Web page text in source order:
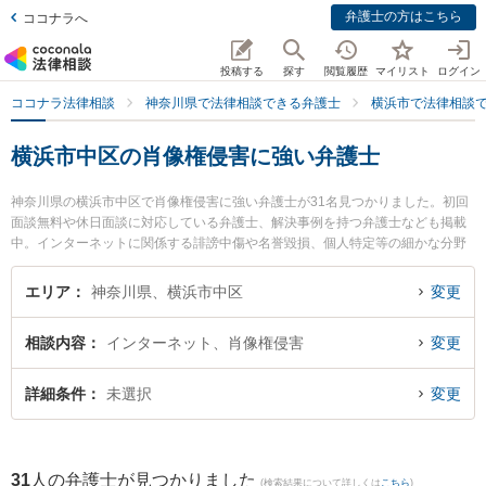
ココナラへ 弁護士の方はこちら
投稿する 探す 閲覧履歴 マイリスト ログイン
ココナラ法律相談 神奈川県で法律相談できる弁護士 横浜市で法律相談
横浜市中区の肖像権侵害に強い弁護士
神奈川県の横浜市中区で肖像権侵害に強い弁護士が31名見つかりました。初回
面談無料や休日面談に対応している弁護士、解決事例を持つ弁護士なども掲載
中。インターネットに関係する誹謗中傷や名誉毀損、個人特定等の細かな分野
での絞り込み検索もでき便利です。特に手塚・伊藤・平井法律事務所の伊藤 真
哉弁護士や安永法律事務所の安永 一平弁護士、延命法律事務所の山川 英夫弁護
たい』『肖像権侵害のトラブル解決の実績豊富な近くの弁護士を検索したい』
『初回相談無料で肖像権侵害を法律相談できる横浜市中区内の弁護士に相談予
約したい』などでお困りの相談者さんにおすすめです。
エリア 神奈川県、横浜市中区 変更
相談内容 インターネット、肖像権侵害 変更
詳細条件 未選択 変更
31 人の弁護士が見つかりました (検索結果について詳しくは こちら)